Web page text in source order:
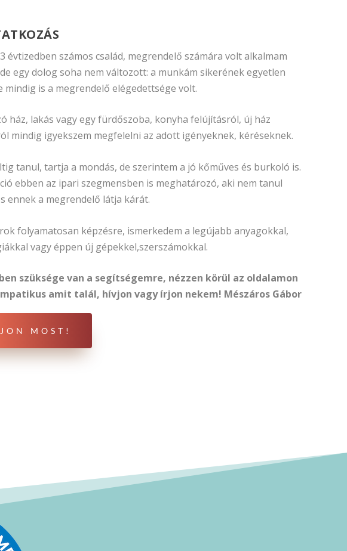
évtizedben számos család, megrendelő számára volt alkalmam
egy dolog soha nem változott: a munkám sikerének egyetlen
mindig is a megrendelő elégedettsége volt.
ház, lakás vagy egy fürdőszoba, konyha felújításról, új ház
mindig igyekszem megfelelni az adott igényeknek, kéréseknek.
tanul, tartja a mondás, de szerintem a jó kőműves és burkoló is.
ebben az ipari szegmensben is meghatározó, aki nem tanul
ennek a megrendelő látja kárát.
folyamatosan képzésre, ismerkedem a legújabb anyagokkal,
vagy éppen új gépekkel,szerszámokkal.
szüksége van a segítségemre, nézzen körül az oldalamon
amit talál, hívjon vagy írjon nekem! Mészáros Gábor
MOST!